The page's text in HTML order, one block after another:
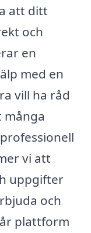
att ditt
och
en
med en
vill ha råd
många
vi att
uppgifter
och
plattform